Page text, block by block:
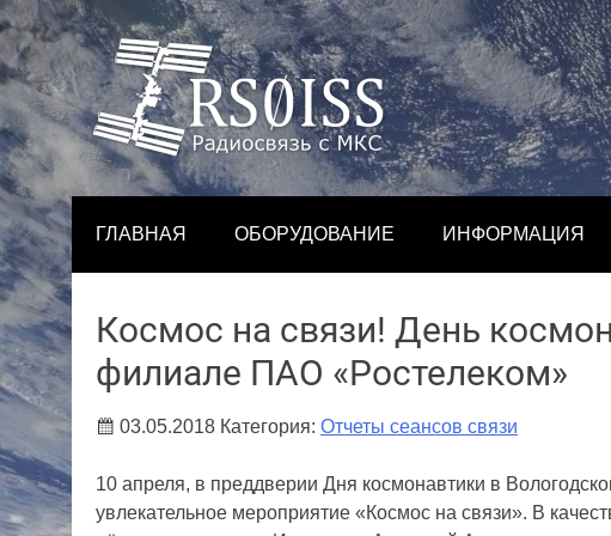
Skip
to
content
ГЛАВНАЯ ОБОРУДОВАНИЕ ИНФОРМАЦИЯ
Космос на связи! День
филиале ПАО «Ростелеком»
03.05.2018 Категория: Отчеты сеансов связи
10 апреля, в преддверии Дня космонавтики в
увлекательное мероприятие «Космос на связи». В